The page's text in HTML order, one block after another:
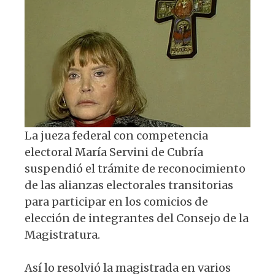
La jueza federal con competencia
electoral María Servini de Cubría
suspendió el trámite de reconocimiento
de las alianzas electorales transitorias
para participar en los comicios de
elección de integrantes del Consejo de la
Magistratura.
Así lo resolvió la magistrada en varios